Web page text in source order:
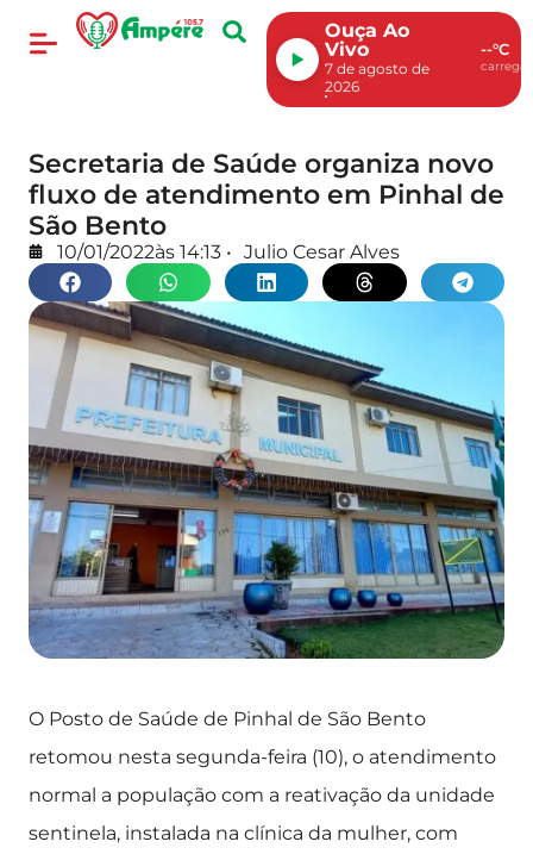
Ouça Ao
Vivo
7 de agosto de
2026
--°C
Secretaria de Saúde organiza novo
fluxo de atendimento em Pinhal de
São Bento
10/01/2022às 14:13 • Julio Cesar Alves
O Posto de Saúde de Pinhal de São Bento
retomou nesta segunda-feira (10), o atendimento
normal a população com a reativação da unidade
sentinela, instalada na clínica da mulher, com